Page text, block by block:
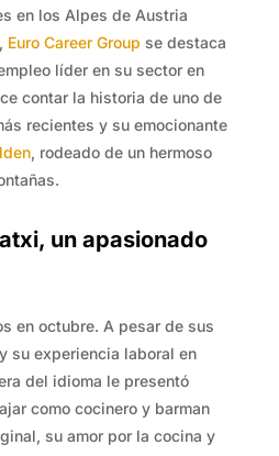
en los Alpes de Austria
Euro Career Group se destaca
líder en su sector en
contar la historia de uno de
recientes y su emocionante
, rodeado de un hermoso
un apasionado
en octubre. A pesar de sus
su experiencia laboral en
del idioma le presentó
como cocinero y barman
su amor por la cocina y